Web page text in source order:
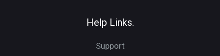
Help Links.
Support